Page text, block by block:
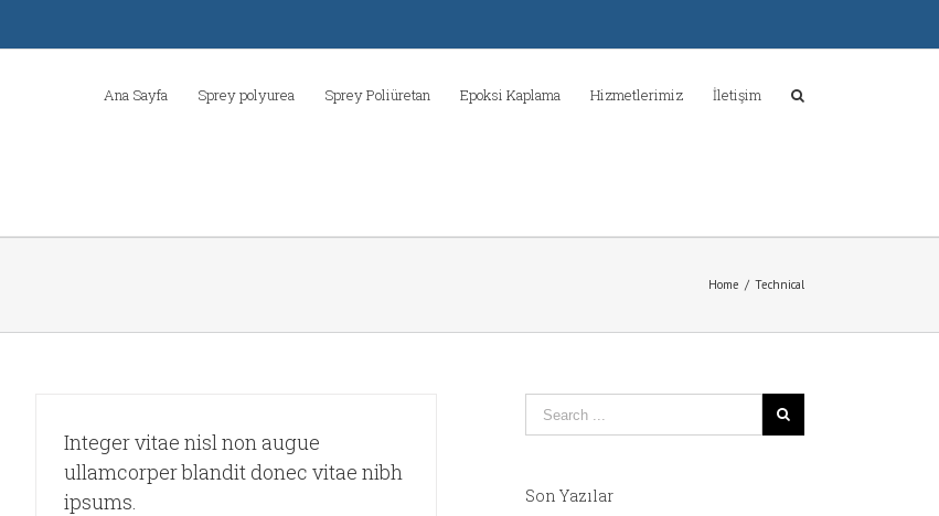
Ana Sayfa Sprey polyurea Sprey Poliüretan Epoksi Kaplama Hizmetlerimiz İletişim
Home / Technical
Integer vitae nisl non augue
ullamcorper blandit donec vitae nibh
ipsums.
Son Yazılar